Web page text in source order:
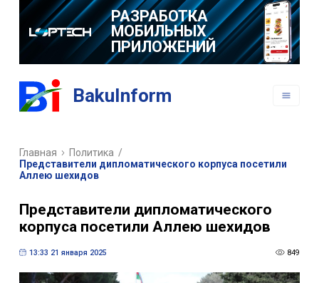
РАЗРАБОТКА
МОБИЛЬНЫХ
ПРИЛОЖЕНИЙ
BakuInform
Главная Политика /
Представители дипломатического корпуса посетили
Аллею шехидов
Представители дипломатического
корпуса посетили Аллею шехидов
13:33 21 января 2025 849